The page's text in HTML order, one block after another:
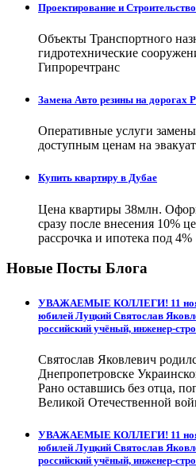
Проектирование и
Объекты Транспортного
гидротехнические
Гипроречтранс
Замена Авто резины на дорогах
Оперативные услуги
доступным ценам на
Купить квартиру в Дубае
Цена квартиры 38млн.
сразу после внесения 10%
рассрочка и ипотека под 4%
Новые Посты Блога
УВАЖАЕМЫЕ КОЛЛЕГИ! 11
юбилей Луцкий Святослав
российский учёный, инженер-
Святослав Яковлевич
Днепропетровске
Рано оставшись без отца,
Великой Отечественной
УВАЖАЕМЫЕ КОЛЛЕГИ! 11
юбилей Луцкий Святослав
российский учёный, инженер-